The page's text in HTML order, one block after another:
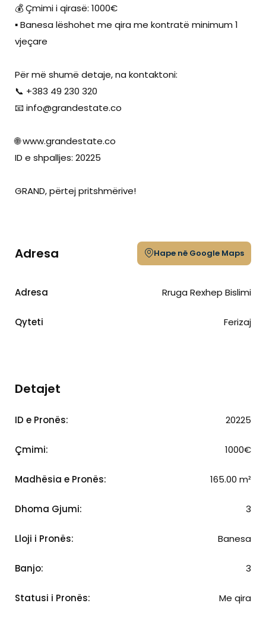
💰 Çmimi i qirasë: 1000€
▪️ Banesa lëshohet me qira me kontratë minimum 1
vjeçare
Për më shumë detaje, na kontaktoni:
📞 +383 49 230 320
📧 info@grandestate.co
🌐 www.grandestate.co
ID e shpalljes: 20225
GRAND, përtej pritshmërive!
Adresa Hape në Google Maps
Adresa Rruga Rexhep Bislimi
Qyteti Ferizaj
Detajet
ID e Pronës: 20225
Çmimi: 1000€
Madhësia e Pronës: 165.00 m²
Dhoma Gjumi: 3
Lloji i Pronës: Banesa
Banjo: 3
Statusi i Pronës: Me qira